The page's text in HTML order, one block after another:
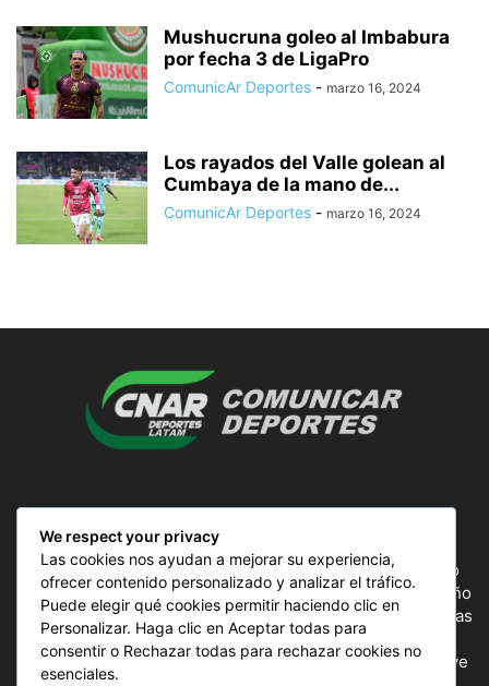
Mushucruna goleo al Imbabura
por fecha 3 de LigaPro
ComunicAr Deportes - marzo 16, 2024
Los rayados del Valle golean al
Cumbaya de la mano de...
ComunicAr Deportes - marzo 16, 2024
ComunicAr Deportes es un proyecto de noticias creado
por el director y Productor argentino Ale Gordillo en el año
2018, perteneciente a CnAr Latam y MS Interactiva noticias
deportivas de todo el continente latinoamericano y el
mundo, todos los deportes en un solo sitio, donde se vive
We respect your privacy
Las cookies nos ayudan a mejorar su experiencia,
ofrecer contenido personalizado y analizar el tráfico.
Puede elegir qué cookies permitir haciendo clic en
Personalizar. Haga clic en Aceptar todas para
consentir o Rechazar todas para rechazar cookies no
esenciales.